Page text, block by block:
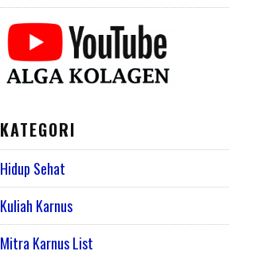
KATEGORI
Hidup Sehat
Kuliah Karnus
Mitra Karnus List